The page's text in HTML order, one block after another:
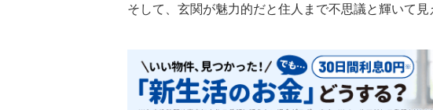
そして、玄関が魅力的だと住人まで不思議と輝いて見